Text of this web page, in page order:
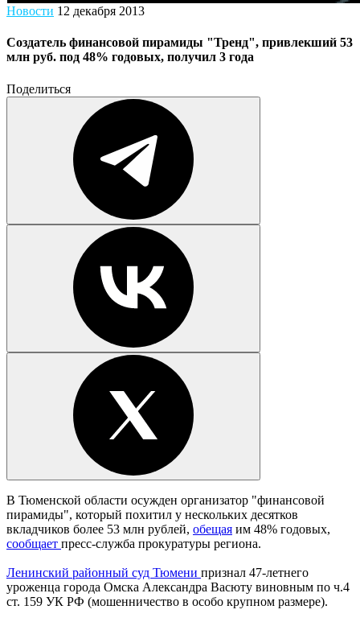
Новости 12 декабря 2013
Создатель финансовой пирамиды "Тренд", привлекший 53
млн руб. под 48% годовых, получил 3 года
Поделиться
В Тюменской области осужден организатор "финансовой
пирамиды", который похитил у нескольких десятков
вкладчиков более 53 млн рублей, обещая им 48% годовых,
сообщает пресс-служба прокуратуры региона.
Ленинский районный суд Тюмени признал 47-летнего
уроженца города Омска Александра Васюту виновным по ч.4
ст. 159 УК РФ (мошенничество в особо крупном размере).